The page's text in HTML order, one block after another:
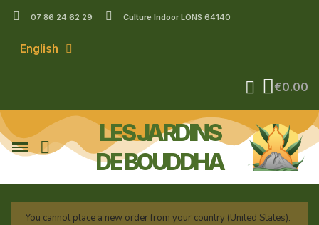
07 86 24 62 29 Culture Indoor LONS 64140
English
€0.00
LES JARDINS
DE BOUDDHA
You cannot place a new order from your country (United States).